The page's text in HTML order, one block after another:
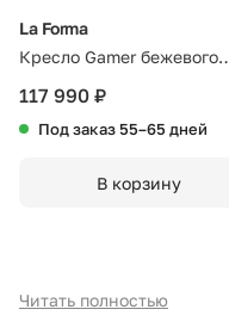
La Forma
Кресло Gamer бежевого
цвета с черным металлом
117 990 ₽
Под заказ 55–65 дней
В корзину
Читать полностью